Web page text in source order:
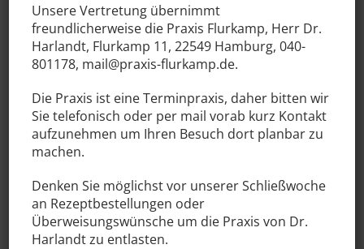
Weihnachtszeit und
Jahresende
Zwischen Weihnachten und Neujahr sind wir für
akute, nicht aufschiebbare
25.11.2025
UnsereVertretung übernimmt
freundlicherweise die Praxis Flurkamp, Herr Dr.
Harlandt, Flurkamp 11, 22549 Hamburg, 040-
801178, mail@praxis-flurkamp.de.
Die Praxis ist eine Terminpraxis, daher bitten wir
Sie telefonisch oder per mail vorab kurz Kontakt
aufzunehmen um Ihren Besuch dort planbar zu
machen.
Denken Sie möglichst vor unserer Schließwoche
an Rezeptbestellungen oder
Überweisungswünsche um die Praxis von Dr.
Harlandt zu entlasten.